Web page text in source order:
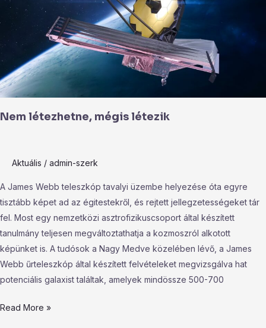
Nem létezhetne, mégis létezik
Aktuális / admin-szerk
A James Webb teleszkóp tavalyi üzembe helyezése óta egyre
tisztább képet ad az égitestekről, és rejtett jellegzetességeket tár
fel. Most egy nemzetközi asztrofizikuscsoport által készített
tanulmány teljesen megváltoztathatja a kozmoszról alkotott
képünket is. A tudósok a Nagy Medve közelében lévő, a James
Webb űrteleszkóp által készített felvételeket megvizsgálva hat
potenciális galaxist találtak, amelyek mindössze 500-700
Read More »